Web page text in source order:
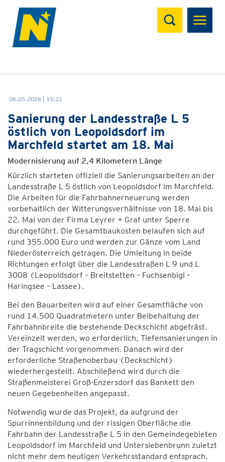
Suchen
06.05.2026 | 15:21
Sanierung der Landesstraße L 5
östlich von Leopoldsdorf im
Marchfeld startet am 18. Mai
Modernisierung auf 2,4 Kilometern Länge
Kürzlich starteten offiziell die Sanierungsarbeiten an der
Landesstraße L 5 östlich von Leopoldsdorf im Marchfeld.
Die Arbeiten für die Fahrbahnerneuerung werden
vorbehaltlich der Witterungsverhältnisse von 18. Mai bis
22. Mai von der Firma Leyrer + Graf unter Sperre
durchgeführt. Die Gesamtbaukosten belaufen sich auf
rund 355.000 Euro und werden zur Gänze vom Land
Niederösterreich getragen. Die Umleitung in beide
Richtungen erfolgt über die Landesstraßen L 9 und L
3008 (Leopoldsdorf – Breitstetten – Fuchsenbigl –
Haringsee – Lassee).
Bei den Bauarbeiten wird auf einer Gesamtfläche von
rund 14.500 Quadratmetern unter Beibehaltung der
Fahrbahnbreite die bestehende Deckschicht abgefräst.
Vereinzelt werden, wo erforderlich, Tiefensanierungen in
der Tragschicht vorgenommen. Danach wird der
erforderliche Straßenoberbau (Deckschicht)
wiederhergestellt. Abschließend wird durch die
Straßenmeisterei Groß-Enzersdorf das Bankett den
neuen Gegebenheiten angepasst.
Notwendig wurde das Projekt, da aufgrund der
Spurrinnenbildung und der rissigen Oberfläche die
Fahrbahn der Landesstraße L 5 in den Gemeindegebieten
Leopoldsdorf im Marchfeld und Untersiebenbrunn zuletzt
nicht mehr dem heutigen Verkehrsstandard entsprach.